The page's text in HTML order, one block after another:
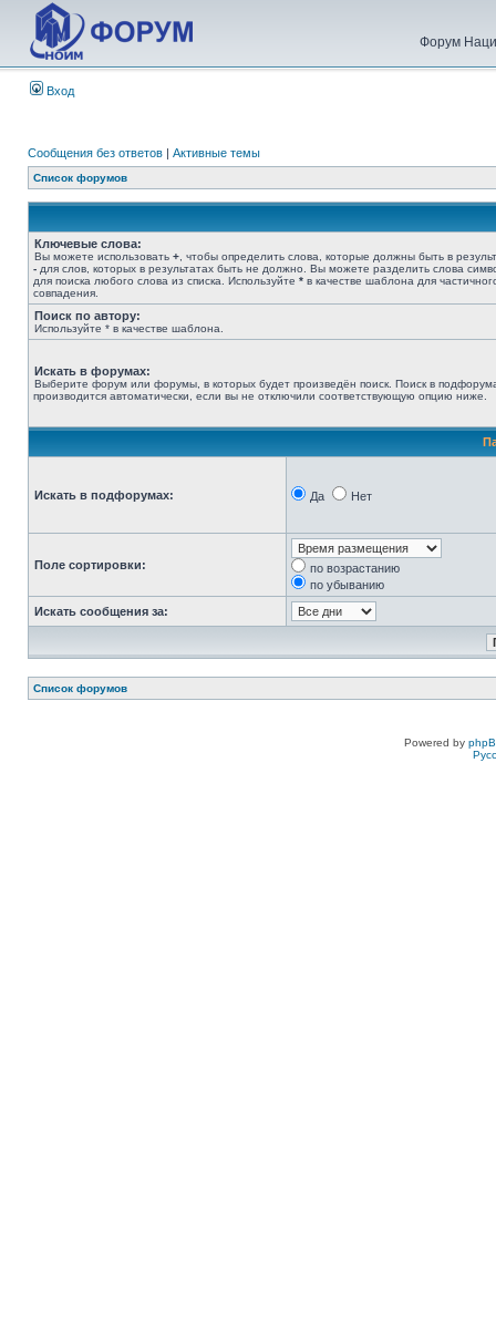
Форум
Вход
Сообщения без ответов | Активные темы
Список форумов
Ключевые слова:
Вы можете использовать + , чтобы определить слова, которые должны быть в
- для слов, которых в результатах быть не должно. Вы можете разделить слова
для поиска любого слова из списка. Используйте * в качестве шаблона для
совпадения.
Поиск по автору:
Используйте * в качестве шаблона.
Искать в форумах:
Выберите форум или форумы, в которых будет произведён поиск. Поиск в
производится автоматически, если вы не отключили соответствующую опцию ниже.
Искать в подфорумах: Да Нет
Поле сортировки:
по возрастанию
по убыванию
Искать сообщения за:
Список форумов
Powered by